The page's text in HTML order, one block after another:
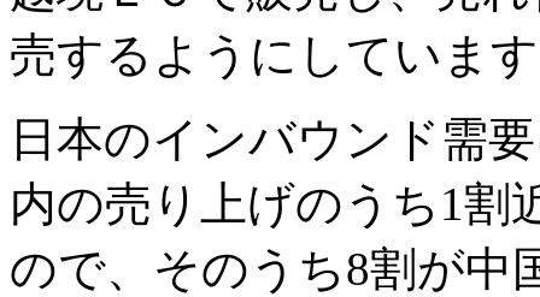
売するようにしていま
日本のインバウンド需
内の売り上げのうち1割
ので、そのうち8割が中